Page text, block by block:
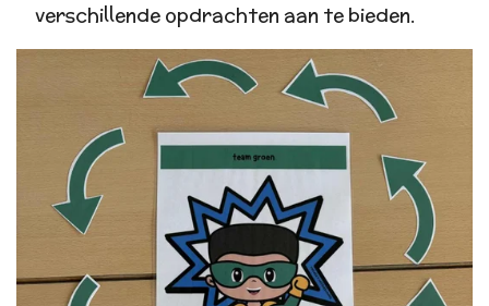
verschillende opdrachten aan te bieden.